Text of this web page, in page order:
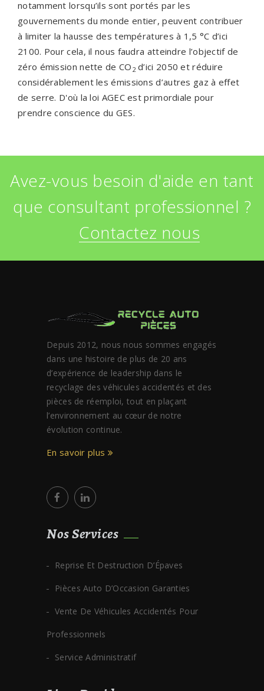
notamment lorsqu’ils sont portés par les
gouvernements du monde entier, peuvent contribuer
à limiter la hausse des températures à 1,5 °C d’ici
2100. Pour cela, il nous faudra atteindre l’objectif de
zéro émission nette de CO 2d’ici 2050 et réduire
considérablement les émissions d’autres gaz à effet
de serre. D'où la loi AGEC est primordiale pour
prendre conscience du GES.
Avez-vous besoin d'aide en tant
que consultant professionnel ?
Contactez nous
Depuis 2012, nous nous sommes engagés
dans une histoire de plus de 20 ans
d’expérience de leadership dans le
recyclage des véhicules accidentés et des
pièces de réemploi, tout en plaçant
l’environnement au cœur de notre
évolution continue.
En savoir plus
Nos Services
Reprise Et Destruction D’Épaves
Pièces Auto D’Occasion Garanties
Vente De Véhicules Accidentés Pour
Professionnels
Service Administratif